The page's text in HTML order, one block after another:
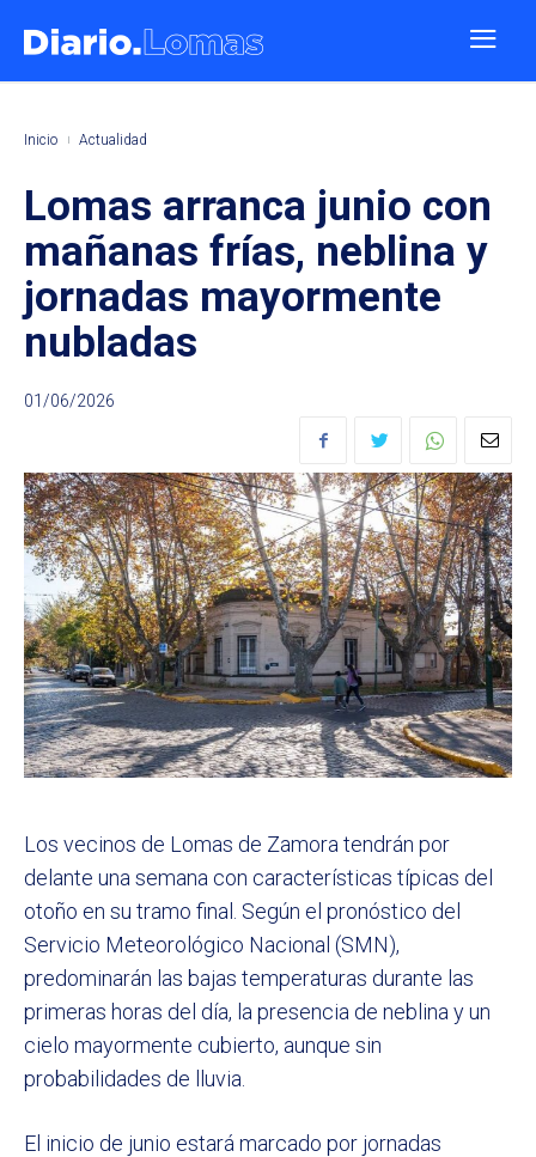
Inicio Actualidad
Lomas arranca junio con
mañanas frías, neblina y
jornadas mayormente
nubladas
01/06/2026
Los vecinos de Lomas de Zamora tendrán por
delante una semana con características típicas del
otoño en su tramo final. Según el pronóstico del
Servicio Meteorológico Nacional (SMN),
predominarán las bajas temperaturas durante las
primeras horas del día, la presencia de neblina y un
cielo mayormente cubierto, aunque sin
probabilidades de lluvia.
El inicio de junio estará marcado por jornadas